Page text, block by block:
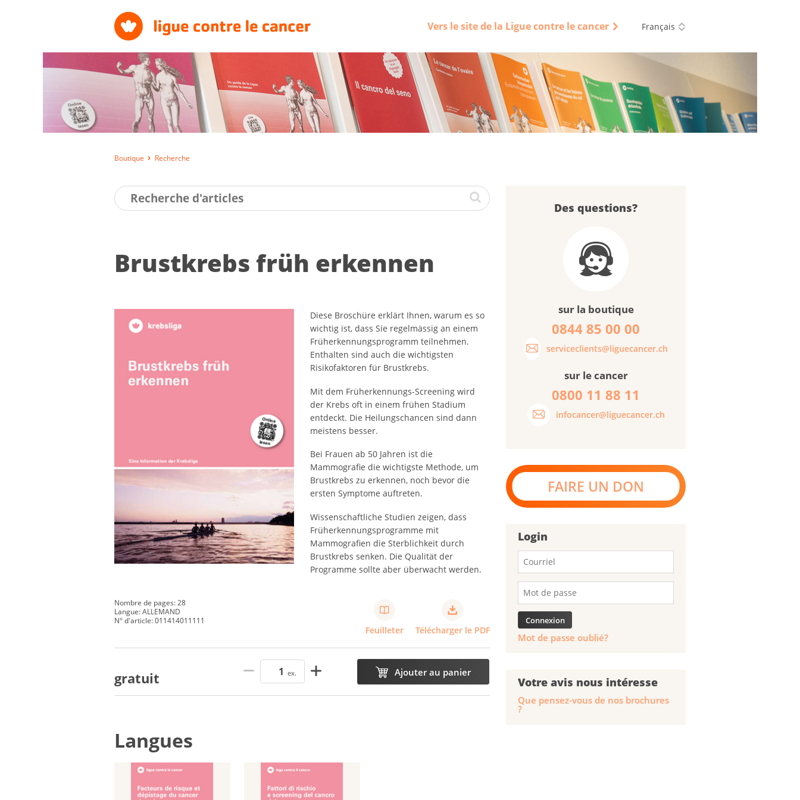
Vers le site de la Ligue contre le cancer Français
Boutique Recherche
Brust­krebs früh er­ken­nen
Diese Broschüre erklärt Ihnen, warum es so
wichtig ist, dass Sie regelmässig an einem
Früherkennungsprogramm teilnehmen.
Enthalten sind auch die wichtigsten
Risikofaktoren für Brustkrebs.
Mit dem Früherkennungs-Screening wird
der Krebs oft in einem frühen Stadium
entdeckt. Die Heilungschancen sind dann
meistens besser.
Bei Frauen ab 50 Jahren ist die
Mammografie die wichtigste Methode, um
Brustkrebs zu erkennen, noch bevor die
ersten Symptome auftreten.
Wissenschaftliche Studien zeigen, dass
Früherkennungsprogramme mit
Mammografien die Sterblichkeit durch
Brustkrebs senken. Die Qualität der
Programme sollte aber überwacht werden.
Nombre de pages: 28
Langue: ALLEMAND
N° d'article: 011414011111
Feuilleter Télécharger le PDF
gratuit ex. Ajouter au panier
Langues
Des questions?
sur la boutique
0844 85 00 00
serviceclients@liguecancer.ch
sur le cancer
0800 11 88 11
infocancer@liguecancer.ch
FAIRE UN DON
Login
Mot de passe oublié?
Votre avis nous intéresse
Que pensez-vous de nos brochures
?